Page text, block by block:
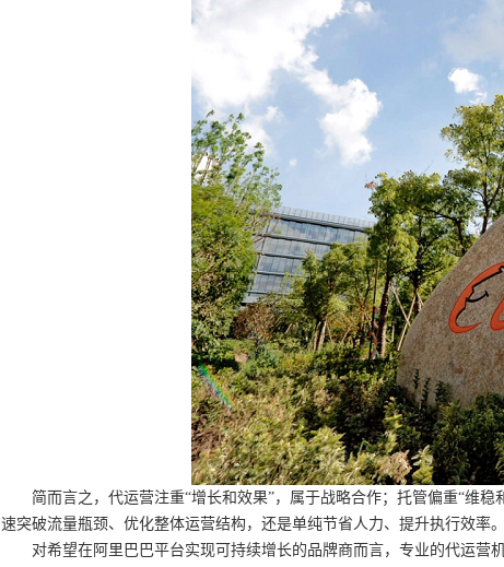
简而言之，代运营注重“增长和效果”，属于战略合作；托管偏重“维
速突破流量瓶颈、优化整体运营结构，还是单纯节省人力、提升执行效率。
对希望在阿里巴巴平台实现可持续增长的品牌商而言，专业的代运